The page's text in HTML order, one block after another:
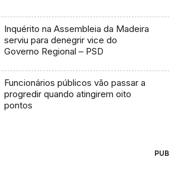
Inquérito na Assembleia da Madeira
serviu para denegrir vice do
Governo Regional – PSD
Funcionários públicos vão passar a
progredir quando atingirem oito
pontos
PUB